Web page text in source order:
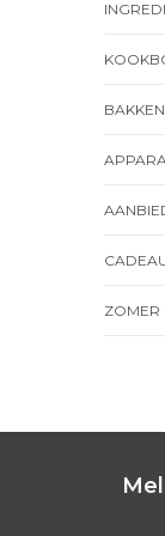
BAKKEN